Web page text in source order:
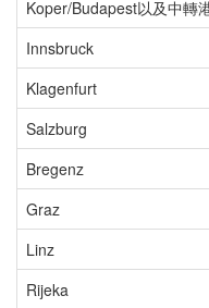
Koper/Budapest以及中轉
Innsbruck
Klagenfurt
Salzburg
Bregenz
Graz
Linz
Rijeka